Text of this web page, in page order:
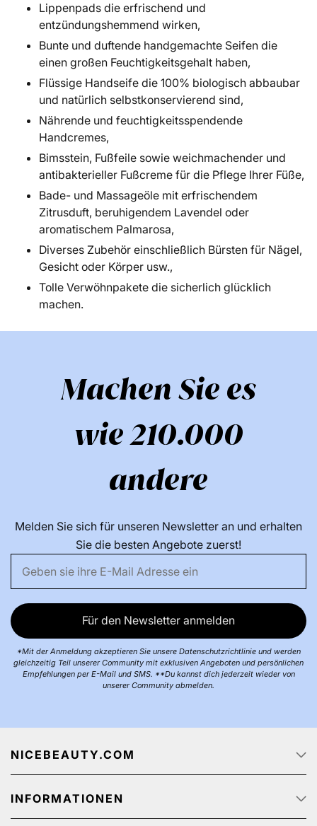
Lippenpads die erfrischend und
entzündungshemmend wirken,
Bunte und duftende handgemachte Seifen die
einen großen Feuchtigkeitsgehalt haben,
Flüssige Handseife die 100% biologisch abbaubar
und natürlich selbstkonservierend sind,
Nährende und feuchtigkeitsspendende
Handcremes,
Bimsstein, Fußfeile sowie weichmachender und
antibakterieller Fußcreme für die Pflege Ihrer Füße,
Bade- und Massageöle mit erfrischendem
Zitrusduft, beruhigendem Lavendel oder
aromatischem Palmarosa,
Diverses Zubehör einschließlich Bürsten für Nägel,
Gesicht oder Körper usw.,
Tolle Verwöhnpakete die sicherlich glücklich
machen.
Machen Sie es
wie 210.000
andere
Melden Sie sich für unseren Newsletter an und erhalten
Sie die besten Angebote zuerst!
Für den Newsletter anmelden
*Mit der Anmeldung akzeptieren Sie unsere Datenschutzrichtlinie und werden
gleichzeitig Teil unserer Community mit exklusiven Angeboten und persönlichen
Empfehlungen per E-Mail und SMS. **Du kannst dich jederzeit wieder von
unserer Community abmelden.
NICEBEAUTY.COM
Startseite
Über uns
Jobs
INFORMATIONEN